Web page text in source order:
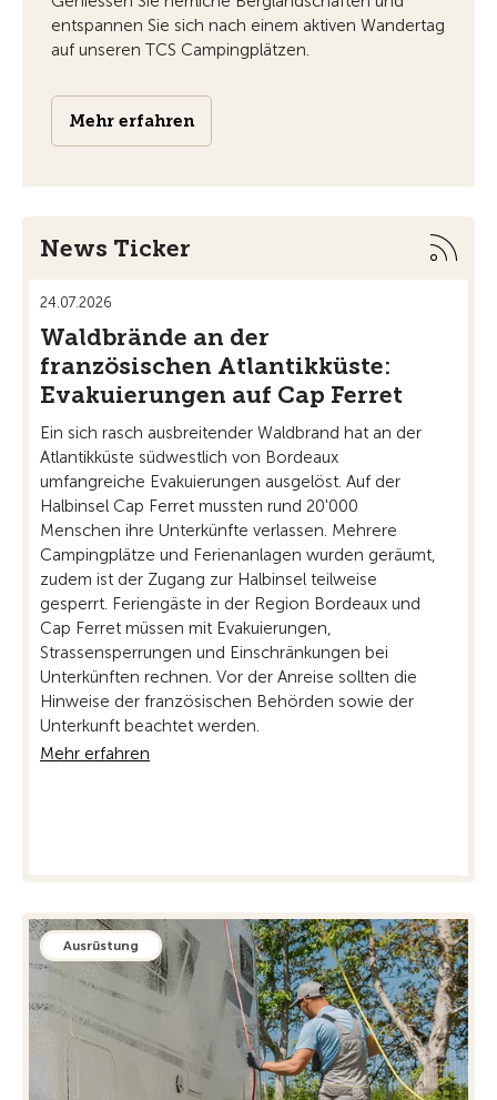
entspannen Sie sich nach einem aktiven Wandertag
auf unseren TCS Campingplätzen.
Mehr erfahren
News Ticker
24.07.2026
Waldbrände an der
französischen Atlantikküste:
Evakuierungen auf Cap Ferret
Ein sich rasch ausbreitender Waldbrand hat an der
Atlantikküste südwestlich von Bordeaux
umfangreiche Evakuierungen ausgelöst. Auf der
Halbinsel Cap Ferret mussten rund 20'000
Menschen ihre Unterkünfte verlassen. Mehrere
Campingplätze und Ferienanlagen wurden geräumt,
zudem ist der Zugang zur Halbinsel teilweise
gesperrt. Feriengäste in der Region Bordeaux und
Cap Ferret müssen mit Evakuierungen,
Strassensperrungen und Einschränkungen bei
Unterkünften rechnen. Vor der Anreise sollten die
Hinweise der französischen Behörden sowie der
Unterkunft beachtet werden.
Mehr erfahren
Ausrüstung